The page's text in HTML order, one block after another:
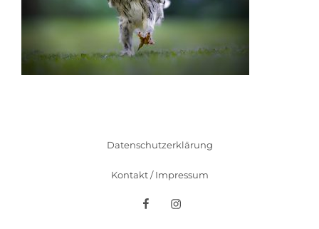
Datenschutzerklärung
Kontakt / Impressum
FacebookInstagram